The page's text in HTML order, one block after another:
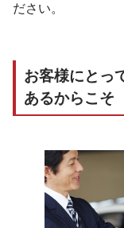
ださい。
お客様にとっ
あるからこそ